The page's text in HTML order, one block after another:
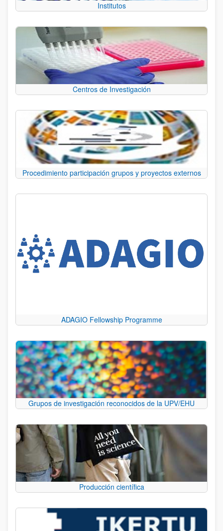
Institutos
Centros de Investigación
Procedimiento participación grupos y proyectos externos
ADAGIO Fellowship Programme
Grupos de investigación reconocidos de la UPV/EHU
Producción científica